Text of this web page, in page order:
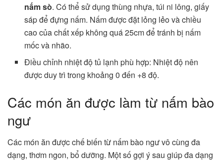
nấm sò. Có thể sử dụng thùng nhựa, túi ni lông, giấy
sáp để đựng nấm. Nấm được đặt lỏng lẻo và chiều
cao của chất xếp không quá 25cm để tránh bị nấm
mốc và nhão.
Điều chỉnh nhiệt độ tủ lạnh phù hợp: Nhiệt độ nên
được duy trì trong khoảng 0 đến +8 độ.
Các món ăn được làm từ nấm bào
ngư
Các món ăn được chế biến từ nấm bào ngư vô cùng đa
dạng, thơm ngon, bổ dưỡng. Một số gợi ý sau giúp đa dạng